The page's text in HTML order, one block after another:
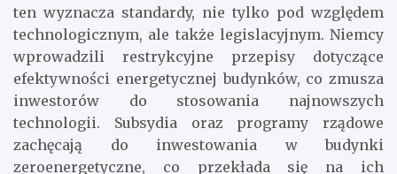
ten wyznacza standardy, nie tylko pod względem
technologicznym, ale także legislacyjnym. Niemcy
wprowadzili restrykcyjne przepisy dotyczące
efektywności energetycznej budynków, co zmusza
inwestorów do stosowania najnowszych
technologii. Subsydia oraz programy rządowe
zachęcają do inwestowania w budynki
zeroenergetyczne, co przekłada się na ich